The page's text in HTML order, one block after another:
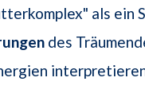
als ein
des